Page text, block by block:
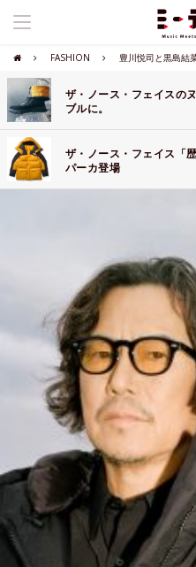
FASHION 豊川悦司と黒島結
ザ・ノース・フェイスの
ブルに。
ザ・ノース・フェイス「
パーカ登場